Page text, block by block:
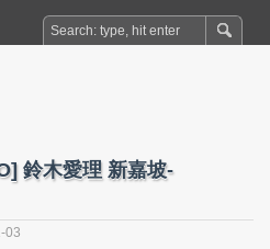
鈴木愛理 新嘉坡-
03